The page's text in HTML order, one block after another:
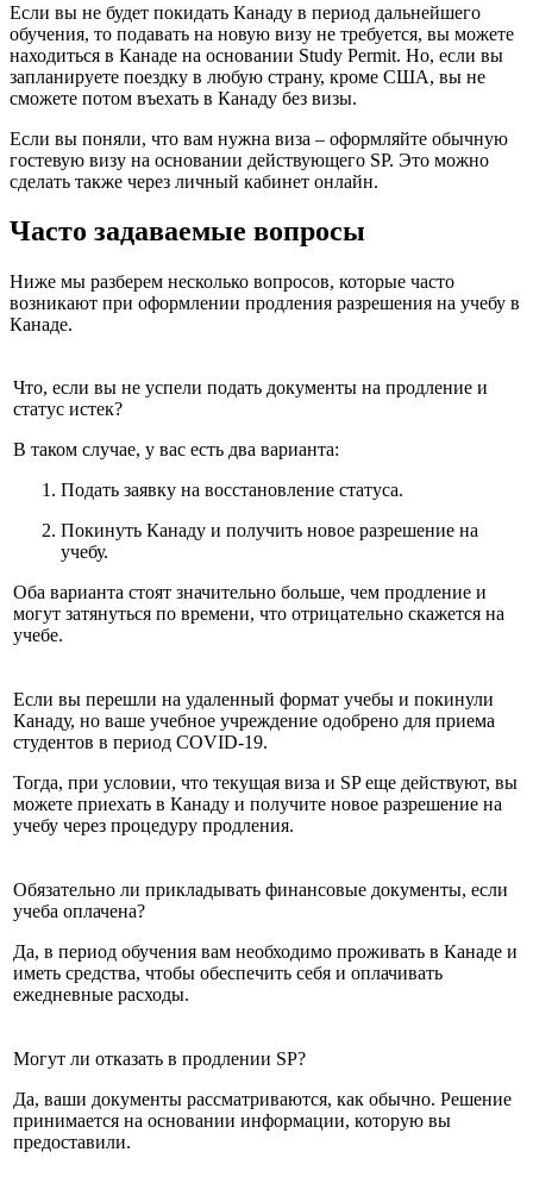
Если вы не будет покидать Канаду в период дальнейшего
обучения, то подавать на новую визу не требуется, вы можете
находиться в Канаде на основании Study Permit. Но, если вы
запланируете поездку в любую страну, кроме США, вы не
сможете потом въехать в Канаду без визы.
Если вы поняли, что вам нужна виза – оформляйте обычную
гостевую визу на основании действующего SP. Это можно
сделать также через личный кабинет онлайн.
Часто задаваемые вопросы
Ниже мы разберем несколько вопросов, которые часто
возникают при оформлении продления разрешения на учебу в
Канаде.
Что, если вы не успели подать документы на продление и
статус истек?
В таком случае, у вас есть два варианта:
Подать заявку на восстановление статуса.
Покинуть Канаду и получить новое разрешение на
учебу.
Оба варианта стоят значительно больше, чем продление и
могут затянуться по времени, что отрицательно скажется на
учебе.
Если вы перешли на удаленный формат учебы и покинули
Канаду, но ваше учебное учреждение одобрено для приема
студентов в период COVID-19.
Тогда, при условии, что текущая виза и SP еще действуют, вы
можете приехать в Канаду и получите новое разрешение на
учебу через процедуру продления.
Обязательно ли прикладывать финансовые документы, если
учеба оплачена?
Да, в период обучения вам необходимо проживать в Канаде и
иметь средства, чтобы обеспечить себя и оплачивать
ежедневные расходы.
Могут ли отказать в продлении SP?
Да, ваши документы рассматриваются, как обычно. Решение
принимается на основании информации, которую вы
предоставили.